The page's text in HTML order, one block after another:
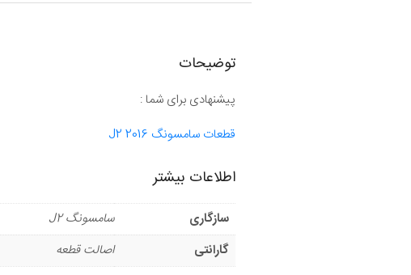
توضیحات
پیشنهادی برای شما :
قطعات سامسونگ J2 2016
اطلاعات بیشتر
سازگاری
سامسونگ J2
گارانتی
اصالت قطعه